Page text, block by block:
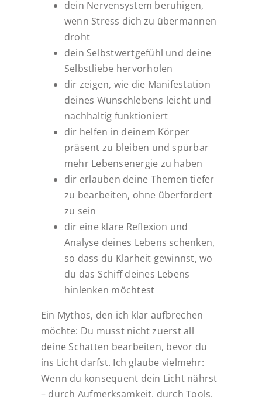
dein Nervensystem beruhigen,
wenn Stress dich zu übermannen
droht
dein Selbstwertgefühl und deine
Selbstliebe hervorholen
dir zeigen, wie die Manifestation
deines Wunschlebens leicht und
nachhaltig funktioniert
dir helfen in deinem Körper
präsent zu bleiben und spürbar
mehr Lebensenergie zu haben
dir erlauben deine Themen tiefer
zu bearbeiten, ohne überfordert
zu sein
dir eine klare Reflexion und
Analyse deines Lebens schenken,
so dass du Klarheit gewinnst, wo
du das Schiff deines Lebens
hinlenken möchtest
Ein Mythos, den ich klar aufbrechen
möchte: Du musst nicht zuerst all
deine Schatten bearbeiten, bevor du
ins Licht darfst. Ich glaube vielmehr:
Wenn du konsequent dein Licht nährst
– durch Aufmerksamkeit, durch Tools,